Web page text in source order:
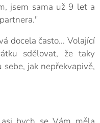
jsem sama už 9 let a
docela často... Volající
sdělovat, že taky
jak nepřekvapivě,